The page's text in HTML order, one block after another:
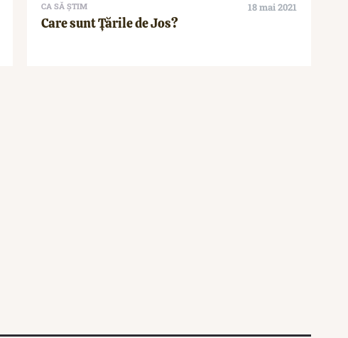
CA SĂ ȘTIM 18 mai 2021
Care sunt Țările de Jos?